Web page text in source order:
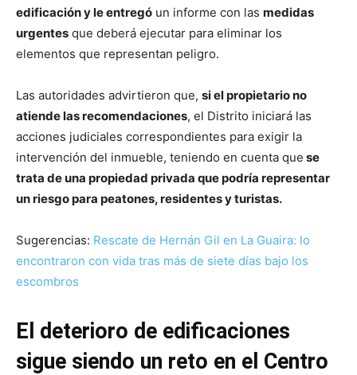
edificación y le entregó un informe con las medidas
urgentes que deberá ejecutar para eliminar los
elementos que representan peligro.
Las autoridades advirtieron que, si el propietario no
atiende las recomendaciones, el Distrito iniciará las
acciones judiciales correspondientes para exigir la
intervención del inmueble, teniendo en cuenta que se
trata de una propiedad privada que podría representar
un riesgo para peatones, residentes y turistas.
Sugerencias: Rescate de Hernán Gil en La Guaira: lo
encontraron con vida tras más de siete días bajo los
escombros
El deterioro de edificaciones
sigue siendo un reto en el Centro